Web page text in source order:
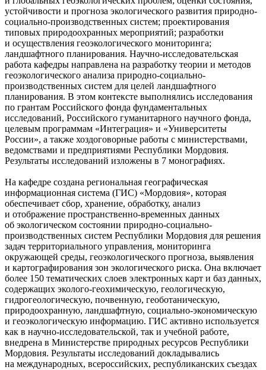
устойчивости и прогноза экологического развития природно-
социально-производственных систем; проектирования
типовых природоохранных мероприятий; разработки
и осуществления геоэкологического мониторинга;
ландшафтного планирования. Научно-исследовательская
работа кафедры направлена на разработку теории и методов
геоэкологического анализа природно-социально-
производственных систем для целей ландшафтного
планирования. В этом контексте выполнялись исследования
по грантам Российского фонда фундаментальных
исследований, Российского гуманитарного научного фонда,
целевым программам «Интеграция» и «Университеты
России», а также хоздоговорные работы с министерствами,
ведомствами и предприятиями Республики Мордовия.
Результаты исследований изложены в 7 монографиях.
На кафедре создана региональная географическая
информационная система (ГИС) «Мордовия», которая
обеспечивает сбор, хранение, обработку, анализ
и отображение пространственно-временных данных
об экологическом состоянии природно-социально-
производственных систем Республики Мордовия для решения
задач территориального управления, мониторинга
окружающей среды, геоэкологического прогноза, выявления
и картографирования зон экологического риска. Она включает
более 150 тематических слоев электронных карт и баз данных,
содержащих эколого-геохимическую, геологическую,
гидрогеологическую, почвенную, геоботаническую,
природоохранную, ландшафтную, социально-экономическую
и геоэкологическую информацию. ГИС активно используется
как в научно-исследовательской, так и учебной работе,
внедрена в Министерстве природных ресурсов Республики
Мордовия. Результаты исследований докладывались
на международных, всероссийских, республиканских съездах